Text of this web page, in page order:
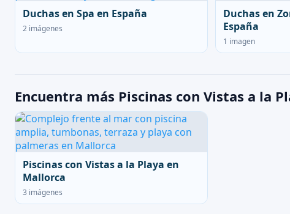
Duchas en Spa en España
2 imágenes
Duchas en
España
1 imagen
Encuentra más Piscinas con Vistas a la
Piscinas con Vistas a la Playa en
Mallorca
3 imágenes